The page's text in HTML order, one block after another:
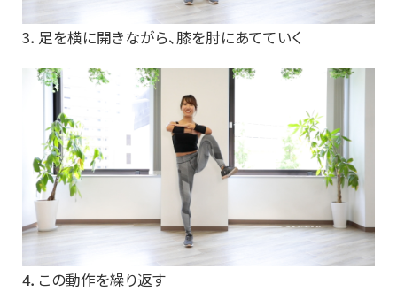
3．足を横に開きながら、膝を肘にあてていく
4．この動作を繰り返す